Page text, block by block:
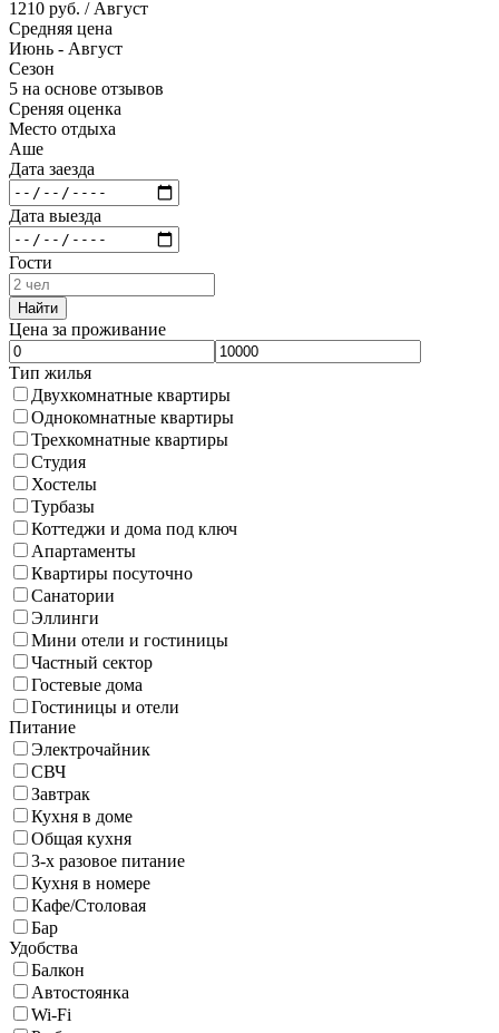
1210 руб. / Август
Средняя цена
Июнь - Август
Сезон
5 на основе отзывов
Среняя оценка
Место отдыха
Аше
Дата заезда
Дата выезда
Гости
Найти
Цена за проживание
Тип жилья
Двухкомнатные квартиры
Однокомнатные квартиры
Трехкомнатные квартиры
Студия
Хостелы
Турбазы
Коттеджи и дома под ключ
Апартаменты
Квартиры посуточно
Санатории
Эллинги
Мини отели и гостиницы
Частный сектор
Гостевые дома
Гостиницы и отели
Питание
Электрочайник
СВЧ
Завтрак
Кухня в доме
Общая кухня
3-х разовое питание
Кухня в номере
Кафе/Столовая
Бар
Удобства
Балкон
Автостоянка
Wi-Fi